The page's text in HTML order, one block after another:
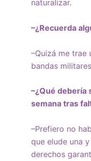
naturalizar.
–¿Recuerda
–Quizá me trae
bandas
–¿Qué debería
semana tras
–Prefiero no
que elude una
derechos